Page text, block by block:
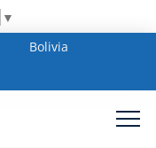
▼
Bolivia